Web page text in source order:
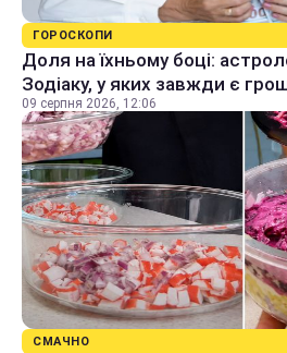
ГОРОСКОПИ
Доля на їхньому боці:
Зодіаку, у яких завжди є
09 серпня 2026, 12:06
СМАЧНО